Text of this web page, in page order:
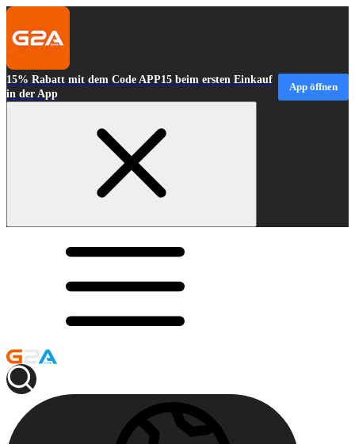
15% Rabatt mit dem Code APP15 beim ersten Einkauf
in der App
App öffnen